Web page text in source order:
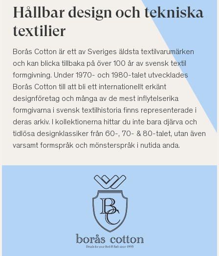
Hållbar design och tekniska
textilier
Borås Cotton är ett av Sveriges äldsta textilvarumärken
och kan blicka tillbaka på över 100 år av svensk textil
formgivning. Under 1970- och 1980-talet utvecklades
Borås Cotton till att bli ett internationellt erkänt
designföretag och många av de mest inflytelserika
formgivarna i svensk textilhistoria finns representerade i
deras arkiv. I kollektionerna hittar du inte bara djärva och
tidlösa designklassiker från 60-, 70- & 80-talet, utan även
varsamt formspråk och mönsterspråk i nutida anda.